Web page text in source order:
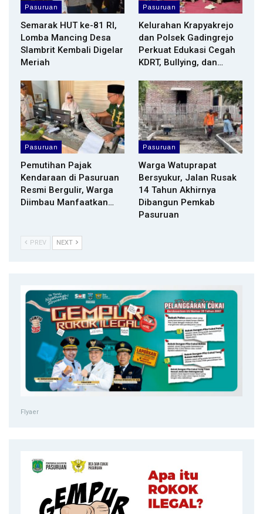
Pasuruan
Semarak HUT ke-81 RI,
Lomba Mancing Desa
Slambrit Kembali Digelar
Meriah
Pasuruan
Kelurahan Krapyakrejo
dan Polsek Gadingrejo
Perkuat Edukasi Cegah
KDRT, Bullying, dan…
Pasuruan
Pemutihan Pajak
Kendaraan di Pasuruan
Resmi Bergulir, Warga
Diimbau Manfaatkan…
Pasuruan
Warga Watuprapat
Bersyukur, Jalan Rusak
14 Tahun Akhirnya
Dibangun Pemkab
Pasuruan
PREV NEXT
Flyaer